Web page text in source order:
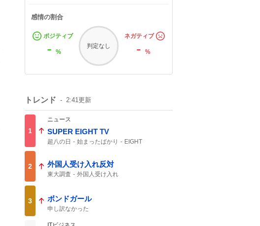
感情の割合
ポジティブ
- %
判定なし
ネガティブ
-%
トレンド 2:41更新
1
ニュース
SUPER EIGHT TV
超八の日 始まったばかり
EIGHT
2 外国人受け入れ反対
東大調査 外国人受け入れ
3 ボンドガール
申し訳なかった